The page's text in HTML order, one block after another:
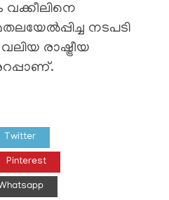
വക്കീലിനെ
നടപടി
രാഷ്ട്രീയ
Twitter
Pinterest